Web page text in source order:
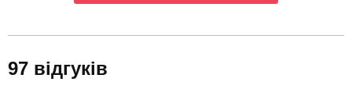
97 відгуків